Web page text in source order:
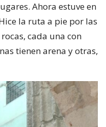
Ahora estuve en
la ruta a pie por las
cada una con
tienen arena y otras,